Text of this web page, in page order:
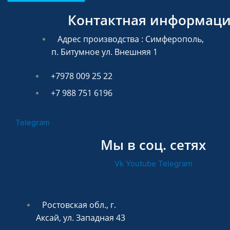
Контактная
Адрес производства : Симферополь,
п. Битумное ул. Внешняя 1
+7978 009 25 22
+7 988 751 6196
Telegram
Мы в соц. сетях
Vk Youtube Telegram
Ростовская обл., г.
Аксай, ул. Западная 43